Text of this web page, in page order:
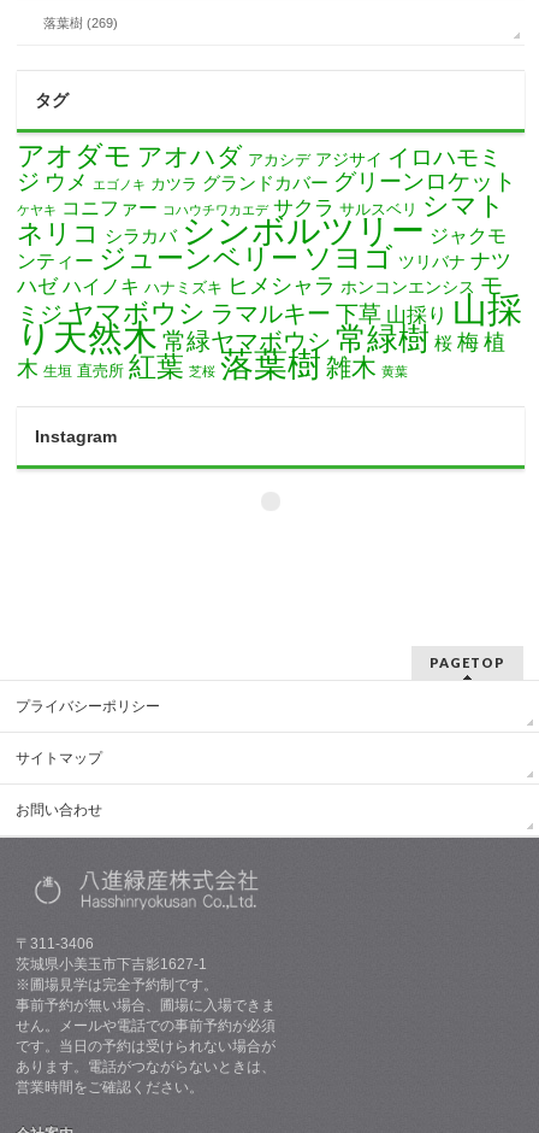
落葉樹 (269)
タグ
アオダモ アオハダ アカシデ アジサイ イロハモミ
ジ ウメ エゴノキ カツラ グランドカバー グリーンロケット
ケヤキ コニファー コハウチワカエデ サクラ サルスベリ シマト
ネリコ
シラカバ シンボルツリー ジャクモ
ンティー ジューンベリー ソヨゴ ツリバナ ナツ
ハゼ ハイノキ ハナミズキ ヒメシャラ ホンコンエンシス モ
ミジ ヤマボウシ ラマルキー 下草 山採り 山採
り天然木 常緑ヤマボウシ 常緑樹 桜 梅 植
木 生垣 直売所 紅葉 芝桜 落葉樹 雑木 黄葉
Instagram
PAGETOP
プライバシーポリシー
サイトマップ
お問い合わせ
〒311-3406
茨城県小美玉市下吉影1627-1
※圃場見学は完全予約制です。
事前予約が無い場合、圃場に入場できま
せん。メールや電話での事前予約が必須
です。当日の予約は受けられない場合が
あります。電話がつながらないときは、
営業時間をご確認ください。